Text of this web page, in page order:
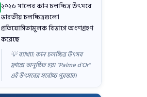
২০২৬ সালের কান চলচ্চিত্র উৎসবে
ভারতীয় চলচ্চিত্রগুলো
প্রতিযোগিতামূলক বিভাগে অংশগ্রহণ
করেছে
💡 ব্যাখ্যা: কান চলচ্চিত্র উৎসব
ফ্রান্সে অনুষ্ঠিত হয়। "Palme d'Or"
এই উৎসবের সর্বোচ্চ পুরস্কার।